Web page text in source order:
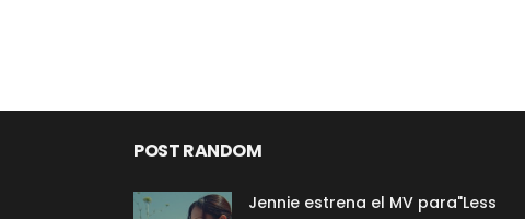
POST RANDOM
Jennie estrena el MV para"Less